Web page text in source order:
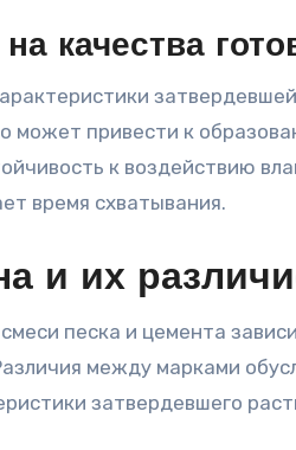
качества
может привести к
к воздействию
время схватывания.
и их
песка и цемента
между марками
затвердевшего